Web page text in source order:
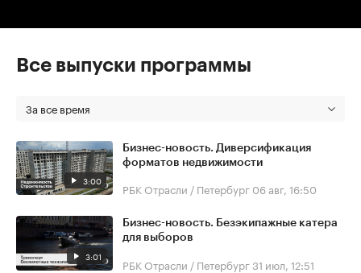
Все выпуски программы
За все время
3:00
Бизнес-новость. Диверсификация
форматов недвижимости
РБК Отрасли / Петербург 06 авг, 16:50
3:01
Бизнес-новость. Безэкипажные катера
для выборов
РБК Отрасли / Петербург31 июл, 12:51